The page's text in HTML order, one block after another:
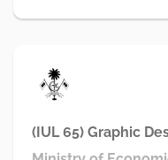
(IUL 65) Graphic